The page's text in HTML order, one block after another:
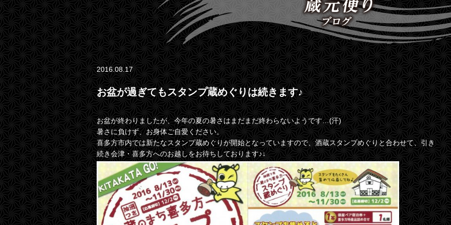
2016.08.17
お盆が過ぎてもスタンプ蔵めぐりは続きます♪
お盆が終わりましたが、今年の夏の暑さはまだまだ終わらないようです…(汗)
暑さに負けず、お身体ご自愛ください。
喜多方市内では新たなスタンプ蔵めぐりが開始となっていますので、酒蔵スタンプめぐりと合わせて、引き
続き会津・喜多方へのお越しをお待ちしております♪↓